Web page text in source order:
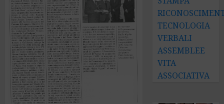
TECNOLOGIA
VERBALI
ASSEMBLEE
VITA
ASSOCIATIVA